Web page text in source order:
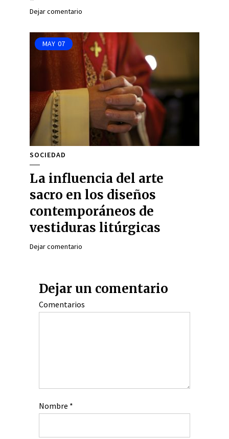
Dejar comentario
MAY 07
SOCIEDAD
La influencia del arte
sacro en los diseños
contemporáneos de
vestiduras litúrgicas
Dejar comentario
Dejar un comentario
Comentarios
Nombre *